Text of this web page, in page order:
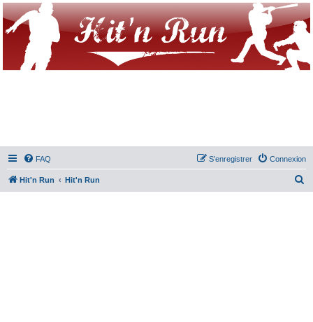
FAQ Connexion
S’enregistrer
Hit'n Run Hit'n Run